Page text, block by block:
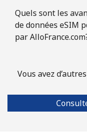
Quels sont les
de données eSIM
par
Vous avez